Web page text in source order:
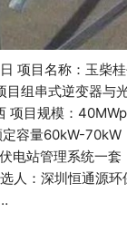
项目名称：玉柴
目组串式逆变器与
项目规模：
容量60kW-70kW
电站管理系统一
人：深圳恒通源环